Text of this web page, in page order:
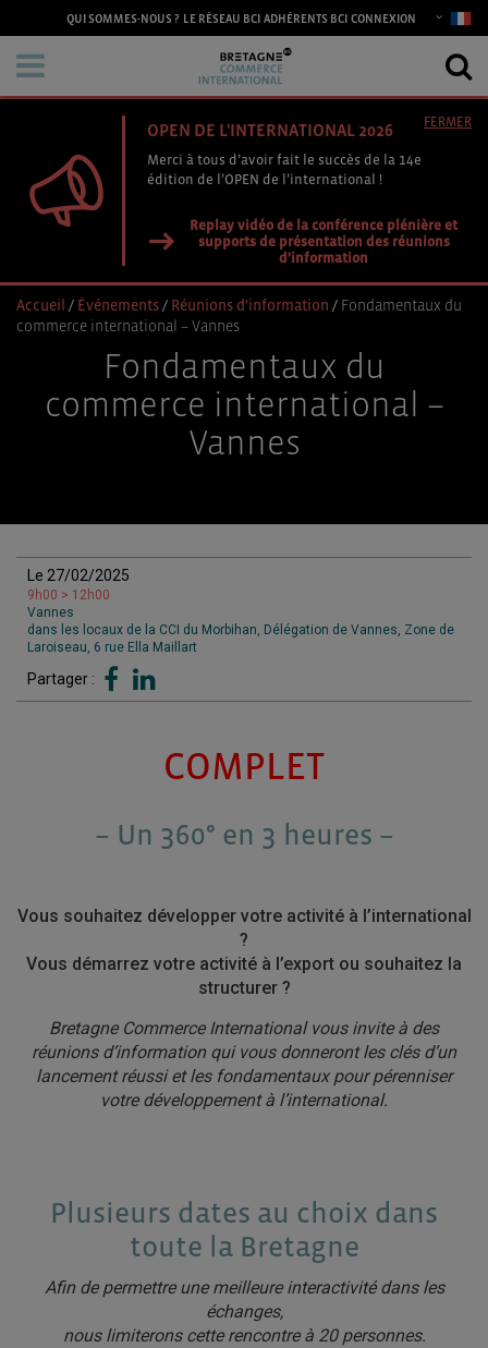
QUI SOMMES-NOUS ? LE RÉSEAU BCI ADHÉRENTS BCI CONNEXION
OPEN DE L'INTERNATIONAL 2026
Merci à tous d’avoir fait le succès de la 14e
édition de l’OPEN de l’international !
Replay vidéo de la conférence plénière et
supports de présentation des réunions
d'information
FERMER
Accueil / Événements/ Réunions d'information / Fondamentaux du
commerce international – Vannes
Fondamentaux du
commerce international –
Vannes
Le 27/02/2025
9h00 > 12h00
Vannes
dans les locaux de la CCI du Morbihan, Délégation de Vannes, Zone de
Laroiseau, 6 rue Ella Maillart
Partager :
COMPLET
– Un 360° en 3 heures –
Vous souhaitez développer votre activité à l’international
?
Vous démarrez votre activité à l’export ou souhaitez la
structurer ?
Bretagne Commerce International vous invite à des
réunions d’information qui vous donneront les clés d’un
lancement réussi et les fondamentaux pour pérenniser
votre développement à l’international.
Plusieurs dates au choix dans
toute la Bretagne
Afin de permettre une meilleure interactivité dans les
échanges,
nous limiterons cette rencontre à 20 personnes.